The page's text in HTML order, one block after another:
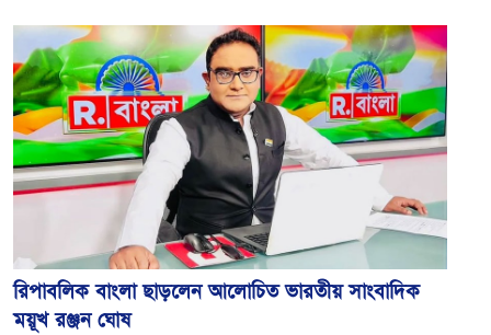
রিপাবলিক বাংলা ছাড়লেন আলোচিত ভারতীয় সাংবাদিক
ময়ূখ রঞ্জন ঘোষ